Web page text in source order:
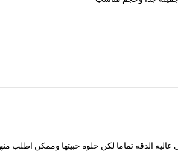
عاليه الدقه تماما لكن حلوه حبيتها وممكن اطلب